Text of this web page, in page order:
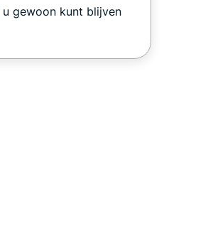
gewoon kunt blijven